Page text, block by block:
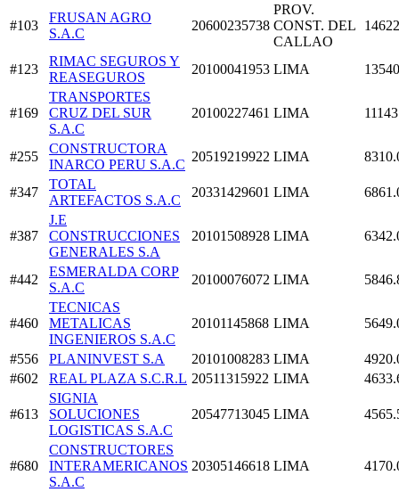
#103
FRUSAN AGRO
S.A.C
20600235738
PROV.
CONST. DEL
CALLAO
#123
RIMAC SEGUROS Y
REASEGUROS
20100041953 LIMA
#169
TRANSPORTES
CRUZ DEL SUR
S.A.C
20100227461 LIMA
#255
CONSTRUCTORA
INARCO PERU S.A.C
20519219922 LIMA
#347
TOTAL
ARTEFACTOS S.A.C
20331429601 LIMA
#387
J.E
CONSTRUCCIONES
GENERALES S.A
20101508928 LIMA
#442
ESMERALDA CORP
S.A.C
20100076072 LIMA
#460
TECNICAS
METALICAS
INGENIEROS S.A.C
20101145868 LIMA
#556 PLANINVEST S.A 20101008283 LIMA
#602
REAL PLAZA S.C.R.L 20511315922 LIMA
#613
SIGNIA
SOLUCIONES
LOGISTICAS S.A.C
20547713045 LIMA
#680
CONSTRUCTORES
INTERAMERICANOS
S.A.C
20305146618 LIMA